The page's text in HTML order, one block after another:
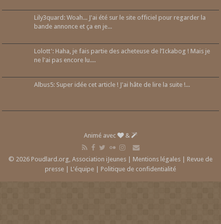
Lily3quard: Woah... J'ai été sur le site officiel pour regarder la
bande annonce et ça en je...
Lolott': Haha, je fais partie des acheteuse de l’Ickabog ! Mais je
ne l'ai pas encore lu....
Albus5: Super idée cet article ! J'ai hâte de lire la suite !...
Animé avec &
© 2026 Poudlard.org, Association iJeunes | Mentions légales
Revue de
presse
L'équipe Politique de confidentialité